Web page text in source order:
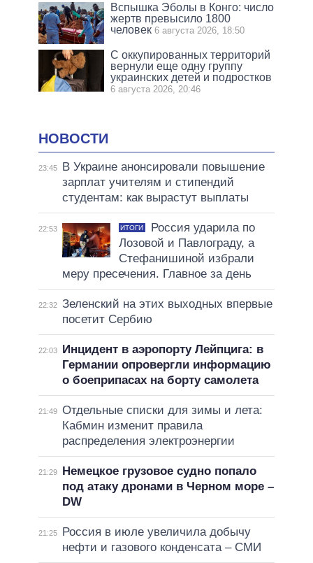
Вспышка Эболы в Конго: число
жертв превысило 1800
человек 6 августа 2026, 18:50
С оккупированных территорий
вернули еще одну группу
украинских детей и подростков
6 августа 2026, 20:46
НОВОСТИ
23:45
В Украине анонсировали повышение
зарплат учителям и стипендий
студентам: как вырастут выплаты
22:53 ИТОГИ
Россия ударила по
Лозовой и Павлограду, а
Стефанишиной избрали
меру пресечения. Главное за день
22:32 Зеленский на этих выходных впервые
посетит Сербию
22:03
Инцидент в аэропорту Лейпцига: в
Германии опровергли информацию
о боеприпасах на борту самолета
21:49 Отдельные списки для зимы и лета:
Кабмин изменит правила
распределения электроэнергии
21:29
Немецкое грузовое судно попало
под атаку дронами в Черном море –
DW
21:25
Россия в июле увеличила добычу
нефти и газового конденсата – СМИ